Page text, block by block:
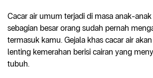
Cacar air umum terjadi di masa anak-
sebagian besar orang sudah pernah
termasuk kamu. Gejala khas cacar air
lenting kemerahan berisi cairan yang
tubuh.